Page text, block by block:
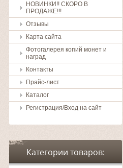
НОВИНКИ!! СКОРО В
ПРОДАЖЕ!!!
Отзывы
Карта сайта
Фотогалерея копий монет и
наград
Контакты
Прайс-лист
Каталог
Регистрация/Вход на сайт
Категории товаров: